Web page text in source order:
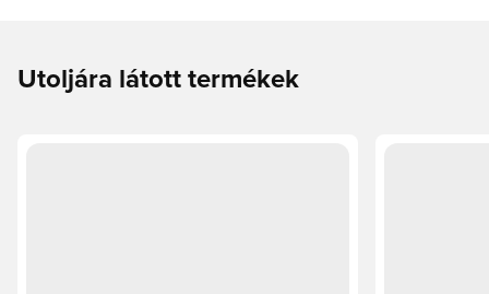
Utoljára látott termékek